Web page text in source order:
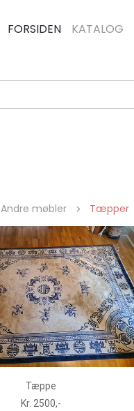
FORSIDEN KATALOG
Andre møbler Tæpper
Tæppe
Kr. 2500,-